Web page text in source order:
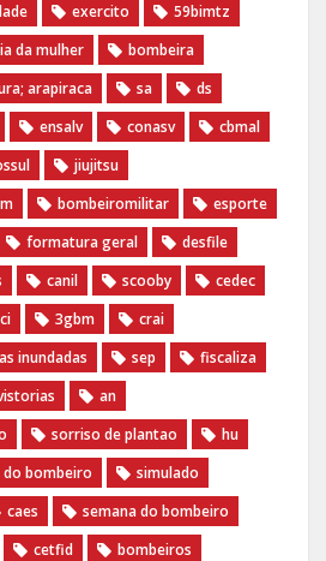
exercito
59bimtz
da mulher
bombeira
arapiraca sa
ds
ensalv conasv
cbmal
jiujitsu
bombeiromilitar
esporte
formatura geral
desfile
canil scooby
cedec
3gbm
crai
inundadas sep
fiscaliza
an
sorriso de plantao
hu
do bombeiro
simulado
caes
semana do bombeiro
cetfid
bombeiros